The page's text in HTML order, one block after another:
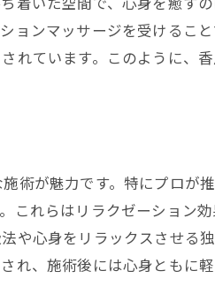
ョンマッサージを受けるこ
れています。このように、
術が魅力です。特にプロが
これらはリラクゼーション
や心身をリラックスさせる独
れ、施術後には心身ともに